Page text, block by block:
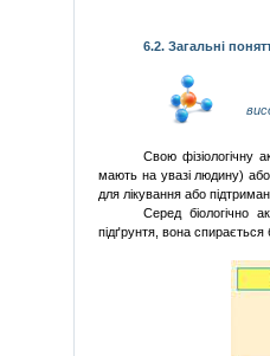
6.2.Загальні
Свою фізіологічну
мають на увазі людину) або
для лікування або
Серед біологічно
підґрунтя, вона спирається